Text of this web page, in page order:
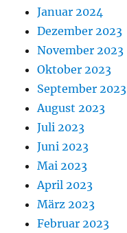
Januar 2024
Dezember 2023
November 2023
Oktober 2023
September 2023
August 2023
Juli 2023
Juni 2023
Mai 2023
April 2023
März 2023
Februar 2023